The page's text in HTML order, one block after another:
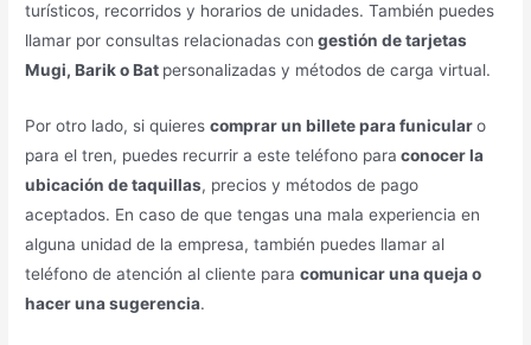
turísticos, recorridos y horarios de unidades. También puedes
llamar por consultas relacionadas con gestión de tarjetas
Mugi, Barik o Bat personalizadas y métodos de carga virtual.
Por otro lado, si quierescomprar un billete para funicularo
para el tren, puedes recurrir a este teléfono para conocer la
ubicación de taquillas, precios y métodos de pago
aceptados. En caso de que tengas una mala experiencia en
alguna unidad de la empresa, también puedes llamar al
teléfono de atención al cliente paracomunicar una queja o
hacer una sugerencia.